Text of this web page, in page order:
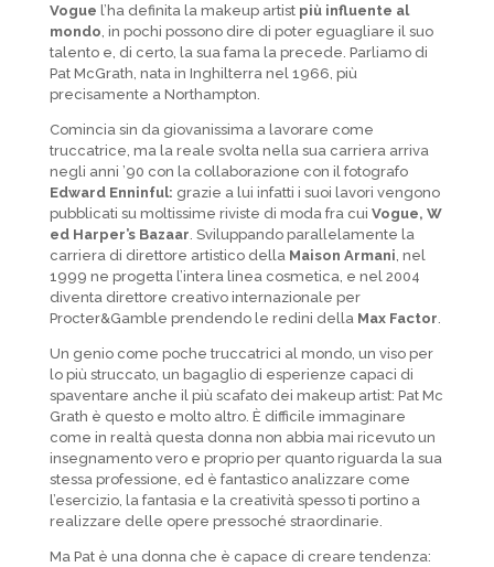
Vogue l’ha definita la makeup artist più influente al
mondo , in pochi possono dire di poter eguagliare il suo
talento e, di certo, la sua fama la precede. Parliamo di
Pat McGrath, nata in Inghilterra nel 1966, più
precisamente a Northampton.
Comincia sin da giovanissima a lavorare come
truccatrice, ma la reale svolta nella sua carriera arriva
negli anni ’90 con la collaborazione con il fotografo
Edward Enninful: grazie a lui infatti i suoi lavori vengono
pubblicati su moltissime riviste di moda fra cui Vogue, W
ed Harper’s Bazaar . Sviluppando parallelamente la
carriera di direttore artistico della Maison Armani , nel
1999 ne progetta l’intera linea cosmetica, e nel 2004
diventa direttore creativo internazionale per
Procter&Gamble prendendo le redini della Max Factor
Un genio come poche truccatrici al mondo, un viso per
lo più struccato, un bagaglio di esperienze capaci di
spaventare anche il più scafato dei makeup artist: Pat Mc
Grath è questo e molto altro. È difficile immaginare
come in realtà questa donna non abbia mai ricevuto un
insegnamento vero e proprio per quanto riguarda la sua
stessa professione, ed è fantastico analizzare come
l’esercizio, la fantasia e la creatività spesso ti portino a
realizzare delle opere pressoché straordinarie.
Ma Pat è una donna che è capace di creare tendenza: